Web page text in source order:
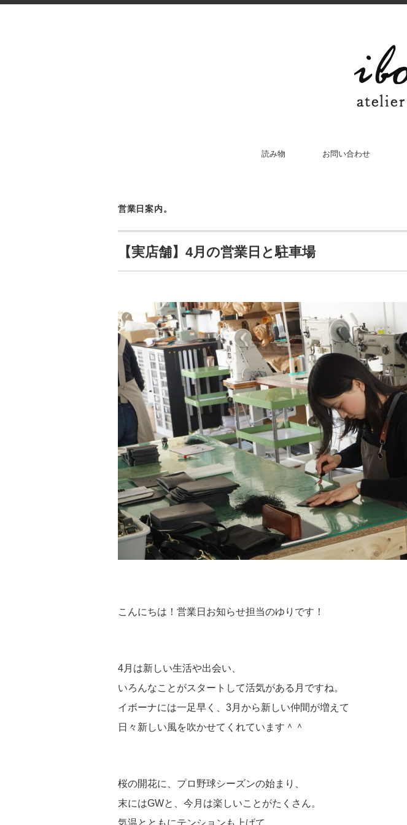
読み物 お問い合わせ
営業日案内。
【実店舗】4月の営業日と駐車場
こんにちは！営業日お知らせ担当のゆりです！
4月は新しい生活や出会い、
いろんなことがスタートして活気がある月ですね。
イボーナには一足早く、3月から新しい仲間が増えて
日々新しい風を吹かせてくれています＾＾
桜の開花に、プロ野球シーズンの始まり、
末にはGWと、今月は楽しいことがたくさん。
気温とともにテンションも上げて、